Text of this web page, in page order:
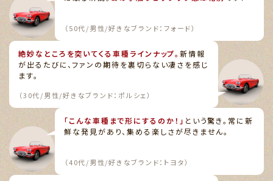
（50代/男性/好きなブランド：フォード）
絶妙なところを突いてくる車種ラインナップ。新情報
が出るたびに、ファンの期待を裏切らない凄さを感じ
ます。
（30代/男性/好きなブランド：ポルシェ）
「こんな車種まで形にするのか！」 という驚き。常に新
鮮な発見があり、集める楽しさが尽きません。
（40代/男性/好きなブランド：トヨタ）